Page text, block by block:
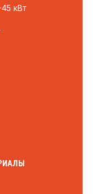
кВт